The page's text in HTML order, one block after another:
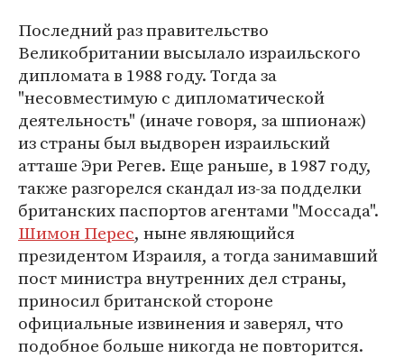
Последний раз правительство
Великобритании высылало израильского
дипломата в 1988 году. Тогда за
"несовместимую с дипломатической
деятельность" (иначе говоря, за шпионаж)
из страны был выдворен израильский
атташе Эри Регев. Еще раньше, в 1987 году,
также разгорелся скандал из-за подделки
британских паспортов агентами "Моссада".
Шимон Перес, ныне являющийся
президентом Израиля, а тогда занимавший
пост министра внутренних дел страны,
приносил британской стороне
официальные извинения и заверял, что
подобное больше никогда не повторится.